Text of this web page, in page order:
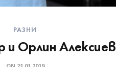
РАЗНИ
и Орлин Алексиев